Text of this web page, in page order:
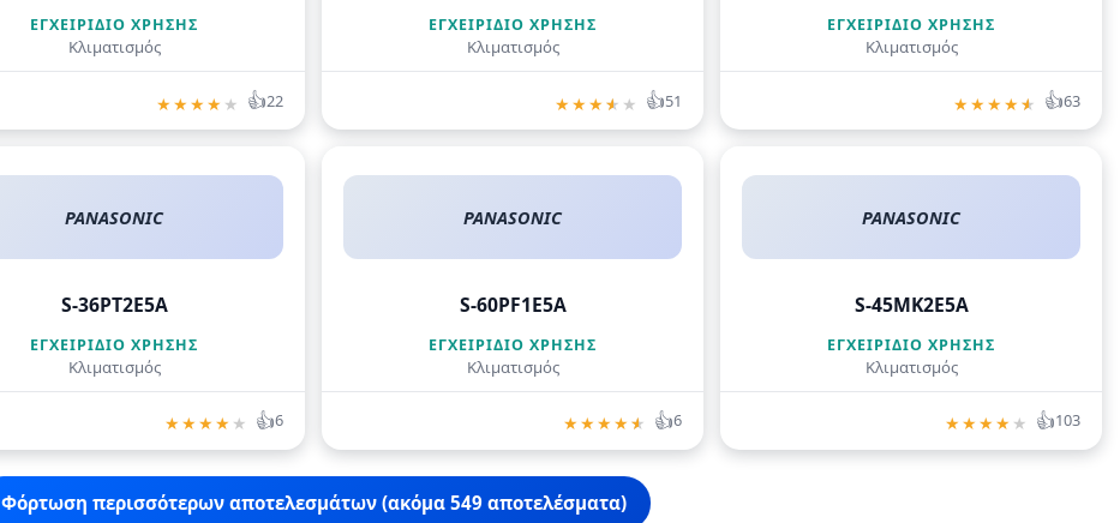
ΕΓΧΕΙΡΊΔΙΟ ΧΡΉΣΗΣ
Κλιματισμός
★★★★ ★ 👍22
ΕΓΧΕΙΡΊΔΙΟ ΧΡΉΣΗΣ
Κλιματισμός
★★★★ ★ 👍51
ΕΓΧΕΙΡΊΔΙΟ ΧΡΉΣΗΣ
Κλιματισμός
★★★★★ 👍63
PANASONIC
S-36PT2E5A
ΕΓΧΕΙΡΊΔΙΟ ΧΡΉΣΗΣ
Κλιματισμός
★★★★ ★ 👍6
PANASONIC
S-60PF1E5A
ΕΓΧΕΙΡΊΔΙΟ ΧΡΉΣΗΣ
Κλιματισμός
★★★★★ 👍6
PANASONIC
S-45MK2E5A
ΕΓΧΕΙΡΊΔΙΟ ΧΡΉΣΗΣ
Κλιματισμός
★★★★ ★ 👍103
Φόρτωση περισσότερων αποτελεσμάτων (ακόμα 549 αποτελέσματα)